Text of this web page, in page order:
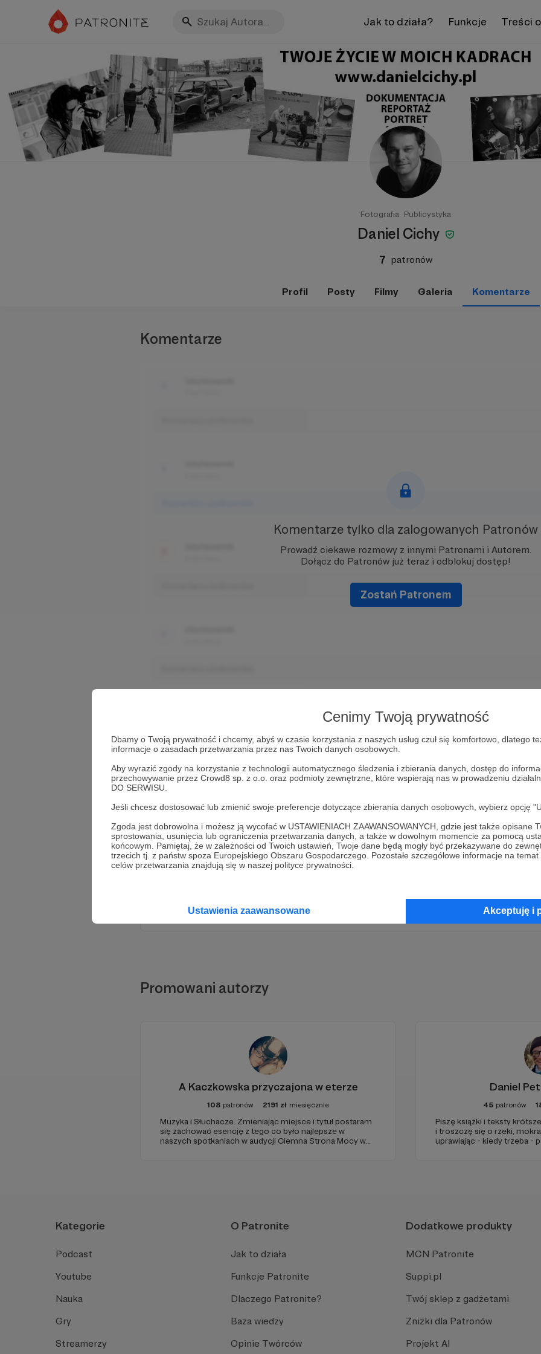
Cenimy Twoją prywatność
Dbamy o Twoją prywatność i chcemy, abyś w czasie korzystania z naszych usług czuł się komfortowo, dlatego
informacje o zasadach przetwarzania przez nas Twoich danych osobowych.
Aby wyrazić zgody na korzystanie z technologii automatycznego śledzenia i zbierania danych, dostęp do
przechowywanie przez Crowd8 sp. z o.o. oraz podmioty zewnętrzne, które wspierają nas w prowadzeniu
DO SERWISU.
Jeśli chcesz dostosować lub zmienić swoje preferencje dotyczące zbierania danych osobowych, wybierz opcję
Zgoda jest dobrowolna i możesz ją wycofać w USTAWIENIACH ZAAWANSOWANYCH, gdzie jest także opisane
sprostowania, usunięcia lub ograniczenia przetwarzania danych, a także w dowolnym momencie za pomocą
końcowym. Pamiętaj, że w zależności od Twoich ustawień, Twoje dane będą mogły być przekazywane do
trzecich tj. z państw spoza Europejskiego Obszaru Gospodarczego. Pozostałe szczegółowe informacje na
celów przetwarzania znajdują się w naszej polityce prywatności.
Ustawienia zaawansowane Akceptuję i
Jak to działa? Funkcje Treści
Fotografia Publicystyka
Daniel Cichy
7 patronów
Profil Posty Filmy Galeria Komentarze
Komentarze
Komentarze tylko dla zalogowanych Patronów
Prowadź ciekawe rozmowy z innymi Patronami i Autorem.
Dołącz do Patronów już teraz i odblokuj dostęp!
Zostań Patronem
Dołącz do grona Patronów!
Wesprzyj działalność Autora
Zostań Patronem
Promowani autorzy
A Kaczkowska przyczajona w eterze
108 patronów 2191 zł miesięcznie
Muzyka i Słuchacze. Zmieniając miejsce i tytuł postaram
się zachować esencję z tego co było najlepsze w
naszych spotkaniach w audycji Ciemna Strona Mocy w
Daniel
45 patronów
Piszę książki i teksty
i troszczę się o rzeki,
uprawiając - kiedy trzeba -
Kategorie
Podcast
Youtube
Nauka
Gry
Streamerzy
O Patronite
Jak to działa
Funkcje Patronite
Dlaczego Patronite?
Baza wiedzy
Opinie Twórców
Dodatkowe produkty
MCN Patronite
Suppi.pl
Twój sklep z gadżetami
Zniżki dla Patronów
Projekt AI